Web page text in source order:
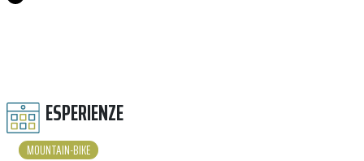
ESPERIENZE
MOUNTAIN-BIKE